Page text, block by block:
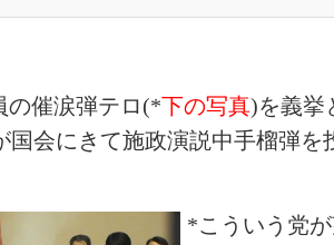
の催涙弾テロ(*下の写真)を義挙
国会にきて施政演説中手榴弾を
*こういう党